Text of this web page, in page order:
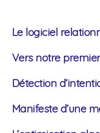
Le logiciel
Vers notre
Détection
Manifeste d’une